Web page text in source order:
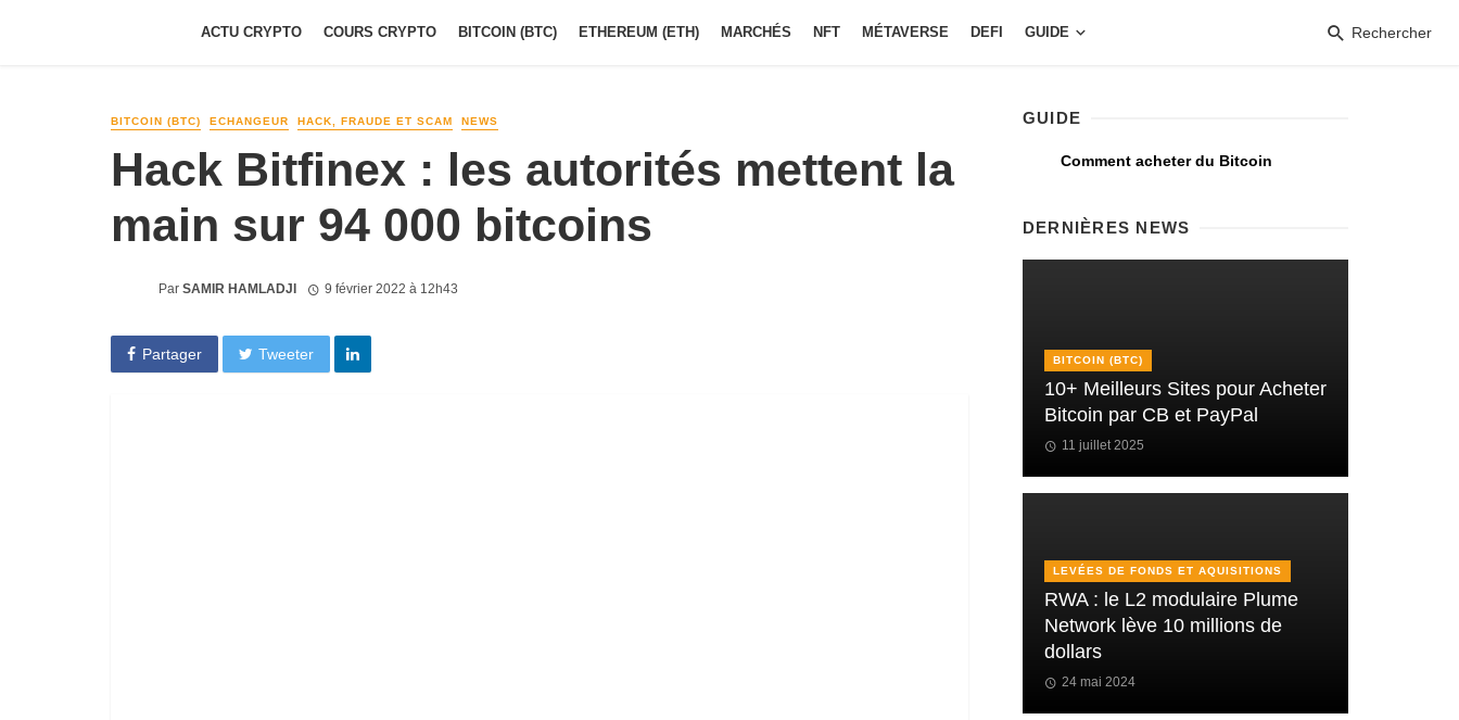
ACTU CRYPTO COURS CRYPTO BITCOIN (BTC) ETHEREUM (ETH) MARCHÉS NFT MÉTAVERSE DEFI GUIDE Rechercher
BITCOIN (BTC) ECHANGEUR HACK, FRAUDE ET SCAM NEWS
Hack Bitfinex : les autorités mettent la
main sur 94 000 bitcoins
Par SAMIR HAMLADJI 9 février 2022 à 12h43
Partager Tweeter
GUIDE
Comment acheter du Bitcoin
DERNIÈRES NEWS
BITCOIN (BTC)
10+ Meilleurs Sites pour Acheter
Bitcoin par CB et PayPal
11 juillet 2025
LEVÉES DE FONDS ET AQUISITIONS
RWA : le L2 modulaire Plume
Network lève 10 millions de
dollars
24 mai 2024